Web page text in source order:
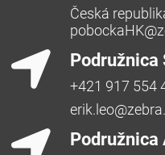
Česká
Podružnica
+421 917 554
Podružnica